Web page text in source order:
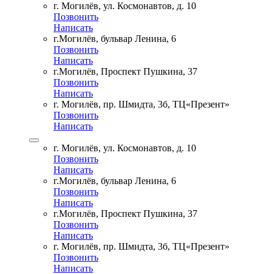
г. Могилёв, ул. Космонавтов, д. 10
Позвонить
Написать
г.Могилёв, бульвар Ленина, 6
Позвонить
Написать
г.Могилёв, Проспект Пушкина, 37
Позвонить
Написать
г. Могилёв, пр. Шмидта, 3б, ТЦ«Презент»
Позвонить
Написать
г. Могилёв, ул. Космонавтов, д. 10
Позвонить
Написать
г.Могилёв, бульвар Ленина, 6
Позвонить
Написать
г.Могилёв, Проспект Пушкина, 37
Позвонить
Написать
г. Могилёв, пр. Шмидта, 3б, ТЦ«Презент»
Позвонить
Написать